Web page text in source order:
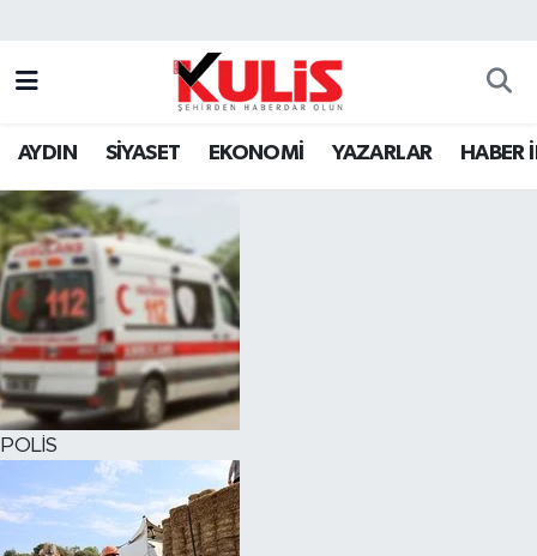
AYDIN SİYASET EKONOMİ YAZARLAR HABER
POLİS